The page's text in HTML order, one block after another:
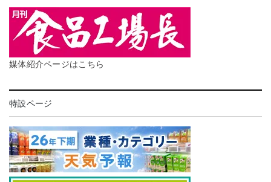
媒体紹介ページはこちら
特設ページ